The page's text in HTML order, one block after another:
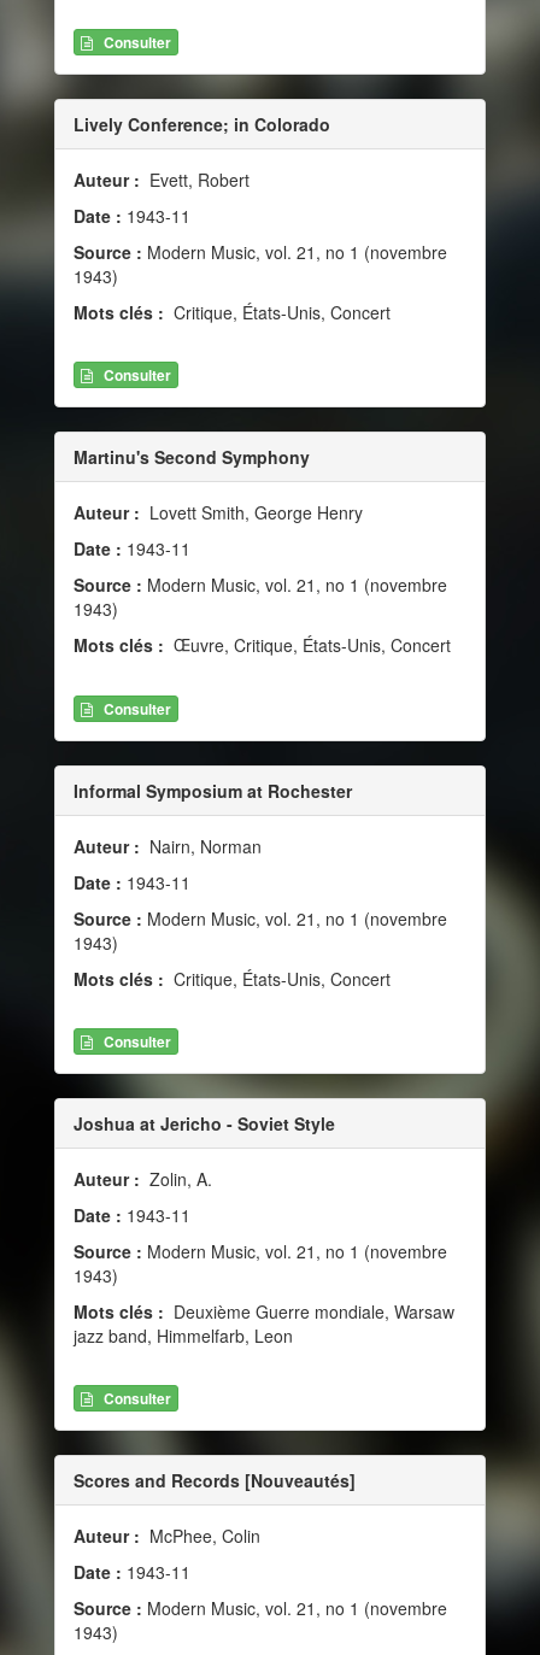
Consulter
Lively Conference; in Colorado
Auteur : Evett, Robert
Date : 1943-11
Source : Modern Music, vol. 21, no 1 (novembre
1943)
Mots clés : Critique, États-Unis, Concert
Consulter
Martinu's Second Symphony
Auteur : Lovett Smith, George Henry
Date : 1943-11
Source : Modern Music, vol. 21, no 1 (novembre
1943)
Mots clés : Œuvre, Critique, États-Unis, Concert
Consulter
Informal Symposium at Rochester
Auteur : Nairn, Norman
Date : 1943-11
Source : Modern Music, vol. 21, no 1 (novembre
1943)
Mots clés : Critique, États-Unis, Concert
Consulter
Joshua at Jericho - Soviet Style
Auteur : Zolin, A.
Date : 1943-11
Source : Modern Music, vol. 21, no 1 (novembre
1943)
Mots clés : Deuxième Guerre mondiale, Warsaw
jazz band, Himmelfarb, Leon
Consulter
Scores and Records [Nouveautés]
Auteur : McPhee, Colin
Date : 1943-11
Source : Modern Music, vol. 21, no 1 (novembre
1943)